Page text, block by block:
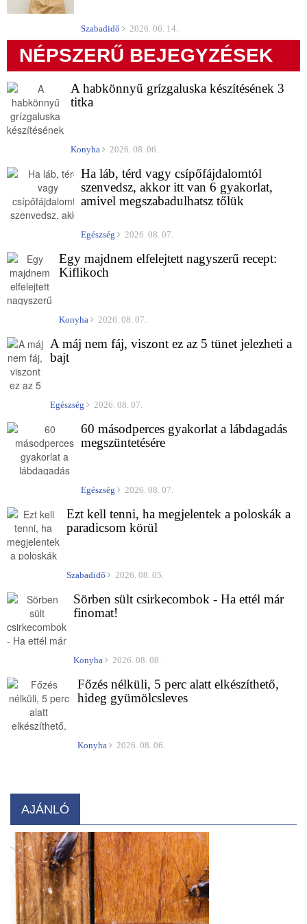
Szabadidő 2026. 06. 14.
NÉPSZERŰ BEJEGYZÉSEK
A habkönnyű grízgaluska készítésének 3
titka
Konyha 2026. 08. 06.
Ha láb, térd vagy csípőfájdalomtól
szenvedsz, akkor itt van 6 gyakorlat,
amivel megszabadulhatsz tőlük
Egészség 2026. 08. 07.
Egy majdnem elfelejtett nagyszerű recept:
Kiflikoch
Konyha 2026. 08. 07.
A máj nem fáj, viszont ez az 5 tünet jelezheti a
bajt
Egészség 2026. 08. 07.
60 másodperces gyakorlat a lábdagadás
megszüntetésére
Egészség 2026. 08. 07.
Ezt kell tenni, ha megjelentek a poloskák a
paradicsom körül
Szabadidő 2026. 08. 05.
Sörben sült csirkecombok - Ha ettél már
finomat!
Konyha 2026. 08. 08.
Főzés nélküli, 5 perc alatt elkészíthető,
hideg gyümölcsleves
Konyha 2026. 08. 06.
AJÁNLÓ